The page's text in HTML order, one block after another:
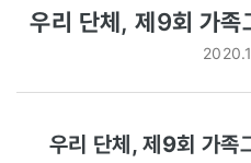
우리 단체, 제9회 가족
우리 단체, 제9회 가족